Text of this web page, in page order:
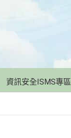
資訊安全ISMS專區